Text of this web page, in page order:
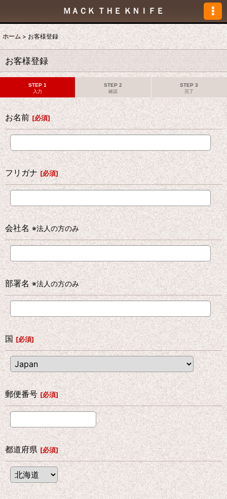
ＭＡＣＫ ＴＨＥ ＫＮＩＦＥ
ホーム > お客様登録
お客様登録
STEP 1
入力
STEP 2
確認
STEP 3
完了
お名前 [必須]
フリガナ [必須]
会社名 ※法人の方のみ
部署名 ※法人の方のみ
国 [必須]
郵便番号 [必須]
都道府県 [必須]